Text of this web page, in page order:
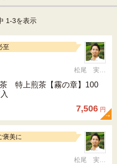
1-3を表示
至
松尾 実 （三十五代目、日本茶インストラクター）
特上煎茶【霧の章】100
7,506 円
褒美に
松尾 実 （三十五代目、日本茶インストラクター）